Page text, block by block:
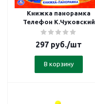
Книжка панорамка
Телефон К.Чуковский
297 руб./шт
В корзину